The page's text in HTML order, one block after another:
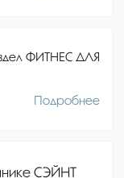
ФИТНЕС ДЛЯ
Подробнее
СЭЙНТ